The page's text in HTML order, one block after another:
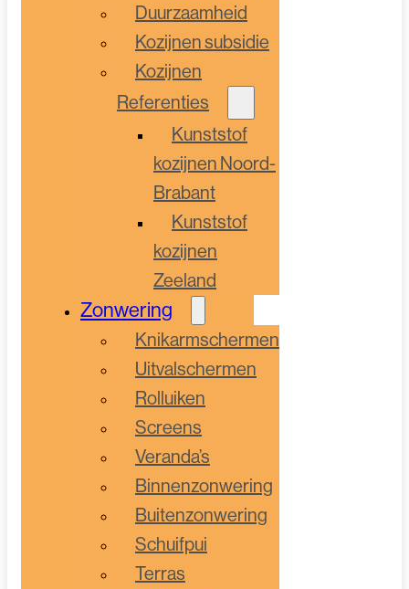
Duurzaamheid
Kozijnen subsidie
Kozijnen
Referenties
Kunststof
kozijnen Noord-
Brabant
Kunststof
kozijnen
Zeeland
Zonwering
Knikarmschermen
Uitvalschermen
Rolluiken
Screens
Veranda’s
Binnenzonwering
Buitenzonwering
Schuifpui
Terras